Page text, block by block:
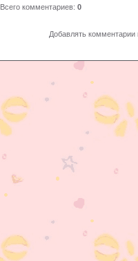
Всего комментариев: 0
Добавлять комментарии